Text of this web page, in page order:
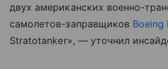
двух американских военно-
самолетов-заправщиков Boeing
Stratotanker», — уточнил